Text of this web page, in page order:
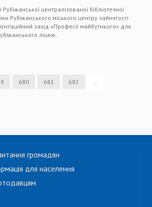
централізованої бібліотечної
Рубіжанського міського центру зайнятості
захід «Професії майбутнього» для
ліцею.
680 681 682
громадян
для населення